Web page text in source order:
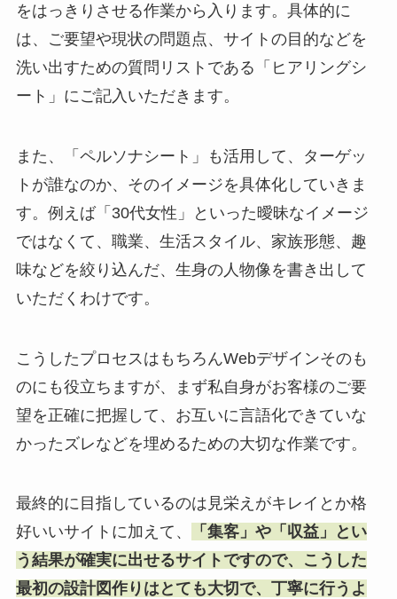
をはっきりさせる作業から入ります。具体的に
は、ご要望や現状の問題点、サイトの目的などを
洗い出すための質問リストである「ヒアリングシ
ート」にご記入いただきます。
また、「ペルソナシート」も活用して、ターゲッ
トが誰なのか、そのイメージを具体化していきま
す。例えば「30代女性」といった曖昧なイメージ
ではなくて、職業、生活スタイル、家族形態、趣
味などを絞り込んだ、生身の人物像を書き出して
いただくわけです。
こうしたプロセスはもちろんWebデザインそのも
のにも役立ちますが、まず私自身がお客様のご要
望を正確に把握して、お互いに言語化できていな
かったズレなどを埋めるための大切な作業です。
最終的に目指しているのは見栄えがキレイとか格
好いいサイトに加えて、
「集客」や「収益」とい
う結果が確実に出せるサイトですので、こうした
最初の設計図作りはとても大切で、丁寧に行うよ